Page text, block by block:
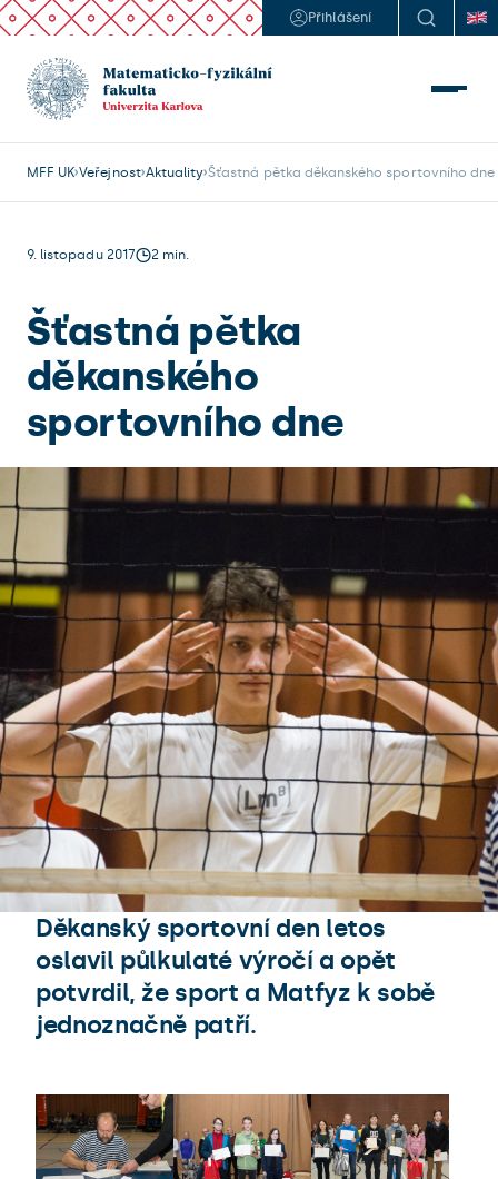
Přihlášení
MFF UK Veřejnost Aktuality Šťastná pětka děkanského sportovního dne
9. listopadu 2017 2 min.
Šťastná pětka
děkanského
sportovního dne
Děkanský sportovní den letos
oslavil půlkulaté výročí a opět
potvrdil, že sport a Matfyz k sobě
jednoznačně patří.